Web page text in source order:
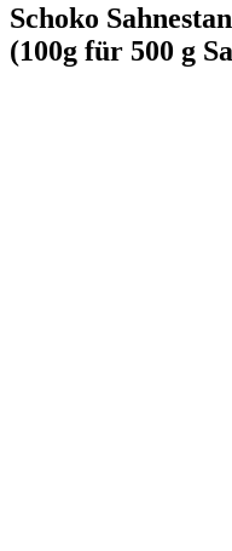
Schoko
(100g für 500 g